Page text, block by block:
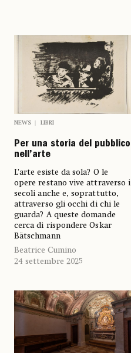
NEWS LIBRI
Per una storia del pubblico
nell’arte
L’arte esiste da sola? O le
opere restano vive attraverso i
secoli anche e, soprattutto,
attraverso gli occhi di chi le
guarda? A queste domande
cerca di rispondere Oskar
Bätschmann
Beatrice Cumino
24 settembre 2025